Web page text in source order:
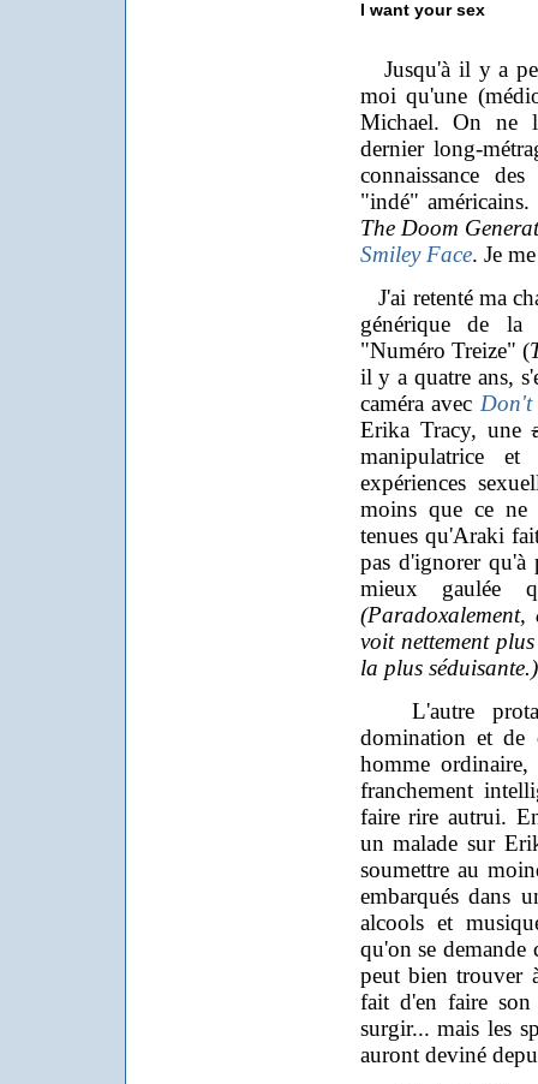
I want your sex
Jusqu'à il y a
moi qu'une
Michael. On ne
dernier long-
connaissance
"indé"
The Doom
Smiley Face. Je
J'ai retenté ma
générique de la
"Numéro Treize" (
il y a quatre ans,
caméra avec
Erika Tracy, une
manipulatrice
expériences
moins que ce ne
tenues qu'Araki
pas d'ignorer qu'à
mieux gaulée
voit nettement
la plus séduisante.)
L'autre
domination et
homme ordinaire,
franchement
faire rire autrui.
un malade sur
soumettre au
embarqués dans
alcools et
qu'on se demande
peut bien trouver
fait d'en faire son
surgir... mais les
auront deviné